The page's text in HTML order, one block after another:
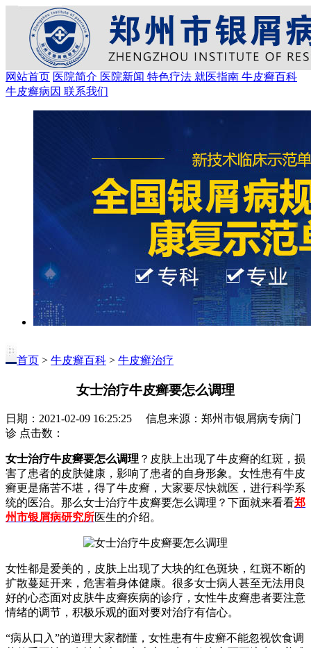
网站首页 医院简介 医院新闻 特色疗法 就医指南 牛皮癣百科
牛皮癣病因 联系我们
首页 > 牛皮癣百科 > 牛皮癣治疗
女士治疗牛皮癣要怎么调理
日期：2021-02-09 16:25:25 信息来源：郑州市银屑病专病门
诊 点击数：
女士治疗牛皮癣要怎么调理 ？皮肤上出现了牛皮癣的红斑，损
害了患者的皮肤健康，影响了患者的自身形象。女性患有牛皮
癣更是痛苦不堪，得了牛皮癣，大家要尽快就医，进行科学系
统的医治。那么女士治疗牛皮癣要怎么调理？下面就来看看郑
州市银屑病研究所医生的介绍。
女性都是爱美的，皮肤上出现了大块的红色斑块，红斑不断的
扩散蔓延开来，危害着身体健康。很多女士病人甚至无法用良
好的心态面对皮肤牛皮癣疾病的诊疗，女性牛皮癣患者要注意
情绪的调节，积极乐观的面对要对治疗有信心。
“病从口入”的道理大家都懂，女性患有牛皮癣不能忽视饮食调